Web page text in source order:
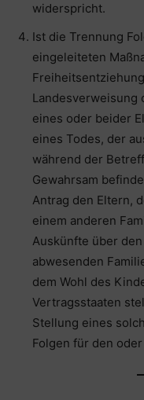
widerspricht.
Ist die Trennung
eingeleiteten
Landesverweisung
eines oder beider
eines Todes, der
während der
Gewahrsam
Antrag den Eltern,
einem anderen
Auskünfte über
abwesenden
dem Wohl des
Vertragsstaaten
Stellung eines
Folgen für den